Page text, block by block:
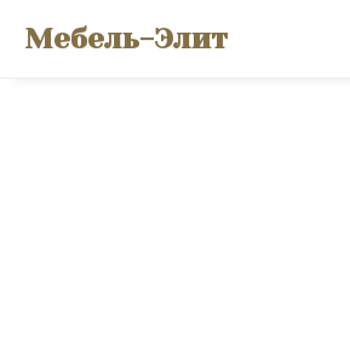
Мебель-Элит